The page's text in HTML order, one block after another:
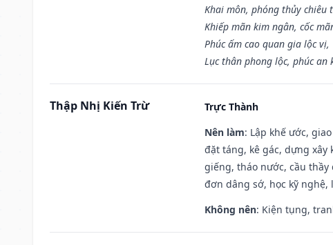
Khai môn, phóng thủy chiêu
Khiếp mãn kim ngân, cốc
Phúc ấm cao quan gia lộc vị,
Lục thân phong lộc, phúc an
Thập Nhị Kiến Trừ
Trực Thành
Nên làm: Lập khế ước,
đặt táng, kê gác, dựng xây
giếng, tháo nước, cầu
đơn dâng sớ, học kỹ
Không nên: Kiện tụng,